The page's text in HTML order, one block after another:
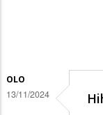
Jaka
matka
OLO
13/11/2024